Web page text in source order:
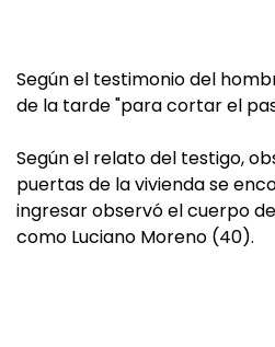
Según el testimonio del
de la tarde "para cortar el
Según el relato del testigo,
puertas de la vivienda se
ingresar observó el cuerpo
como Luciano Moreno (40).